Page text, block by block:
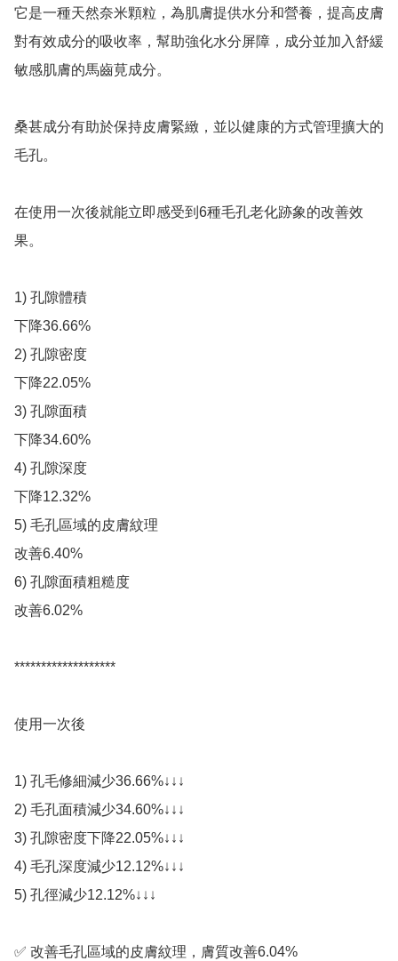
它是一種天然奈米顆粒，為肌膚提供水分和營養，提高皮膚
對有效成分的吸收率，幫助強化水分屏障，成分並加入舒緩
敏感肌膚的馬齒莧成分。
桑甚成分有助於保持皮膚緊緻，並以健康的方式管理擴大的
毛孔。
在使用一次後就能立即感受到6種毛孔老化跡象的改善效
果。
1) 孔隙體積
下降36.66%
2) 孔隙密度
下降22.05%
3) 孔隙面積
下降34.60%
4) 孔隙深度
下降12.32%
5) 毛孔區域的皮膚紋理
改善6.40%
6) 孔隙面積粗糙度
改善6.02%
*******************
使用一次後
1) 孔毛修細減少36.66%↓↓↓
2) 毛孔面積減少34.60%↓↓↓
3) 孔隙密度下降22.05%↓↓↓
4) 毛孔深度減少12.12%↓↓↓
5) 孔徑減少12.12%↓↓↓
✅ 改善毛孔區域的皮膚紋理，膚質改善6.04%